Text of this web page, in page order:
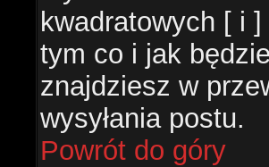
kwadratowych [ i
tym co i jak
znajdziesz w
wysyłania postu.
Powrót do góry